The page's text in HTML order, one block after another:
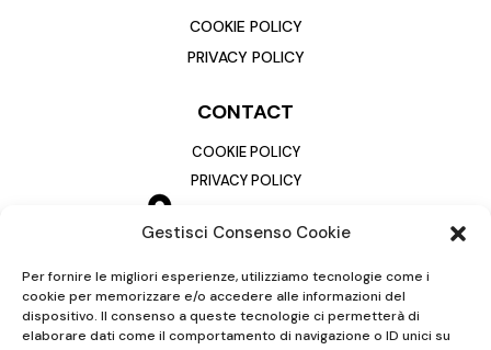
Gestisci Consenso Cookie
Per fornire le migliori esperienze, utilizziamo tecnologie come i
cookie per memorizzare e/o accedere alle informazioni del
dispositivo. Il consenso a queste tecnologie ci permetterà di
elaborare dati come il comportamento di navigazione o ID unici su
COOKIE POLICY
PRIVACY POLICY
CONTACT
COOKIE POLICY
PRIVACY POLICY